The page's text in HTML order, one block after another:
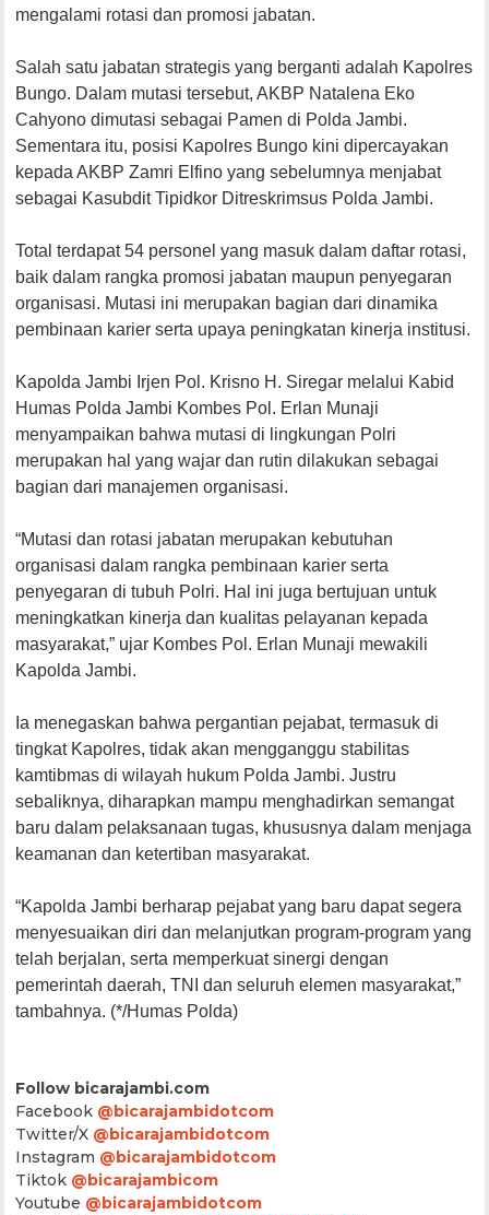
mengalami rotasi dan promosi jabatan.
Salah satu jabatan strategis yang berganti adalah Kapolres
Bungo. Dalam mutasi tersebut, AKBP Natalena Eko
Cahyono dimutasi sebagai Pamen di Polda Jambi.
Sementara itu, posisi Kapolres Bungo kini dipercayakan
kepada AKBP Zamri Elfino yang sebelumnya menjabat
sebagai Kasubdit Tipidkor Ditreskrimsus Polda Jambi.
Total terdapat 54 personel yang masuk dalam daftar rotasi,
baik dalam rangka promosi jabatan maupun penyegaran
organisasi. Mutasi ini merupakan bagian dari dinamika
pembinaan karier serta upaya peningkatan kinerja institusi.
Kapolda Jambi Irjen Pol. Krisno H. Siregar melalui Kabid
Humas Polda Jambi Kombes Pol. Erlan Munaji
menyampaikan bahwa mutasi di lingkungan Polri
merupakan hal yang wajar dan rutin dilakukan sebagai
bagian dari manajemen organisasi.
“Mutasi dan rotasi jabatan merupakan kebutuhan
organisasi dalam rangka pembinaan karier serta
penyegaran di tubuh Polri. Hal ini juga bertujuan untuk
meningkatkan kinerja dan kualitas pelayanan kepada
masyarakat,” ujar Kombes Pol. Erlan Munaji mewakili
Kapolda Jambi.
Ia menegaskan bahwa pergantian pejabat, termasuk di
tingkat Kapolres, tidak akan mengganggu stabilitas
kamtibmas di wilayah hukum Polda Jambi. Justru
sebaliknya, diharapkan mampu menghadirkan semangat
baru dalam pelaksanaan tugas, khususnya dalam menjaga
keamanan dan ketertiban masyarakat.
“Kapolda Jambi berharap pejabat yang baru dapat segera
menyesuaikan diri dan melanjutkan program-program yang
telah berjalan, serta memperkuat sinergi dengan
pemerintah daerah, TNI dan seluruh elemen masyarakat,”
tambahnya. (*/Humas Polda)
Follow bicarajambi.com
Facebook @bicarajambidotcom
Twitter/X @bicarajambidotcom
Instagram @bicarajambidotcom
Tiktok @bicarajambicom
Youtube @bicarajambidotcom